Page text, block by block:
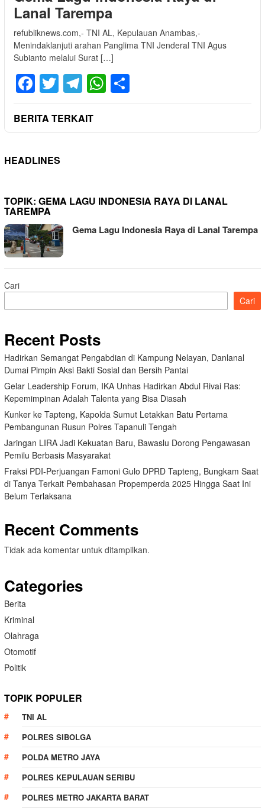
Lanal Tarempa
refubliknews.com,- TNI AL, Kepulauan Anambas,-
Menindaklanjuti arahan Panglima TNI Jenderal TNI Agus
Subianto melalui Surat […]
Facebook
Twitter
Telegram
WhatsApp
BERITA TERKAIT
HEADLINES
TOPIK: GEMA LAGU INDONESIA RAYA DI LANAL
TAREMPA
Gema Lagu Indonesia Raya di Lanal Tarempa
Cari
Cari
Recent Posts
Hadirkan Semangat Pengabdian di Kampung Nelayan, Danlanal
Dumai Pimpin Aksi Bakti Sosial dan Bersih Pantai
Gelar Leadership Forum, IKA Unhas Hadirkan Abdul Rivai Ras:
Kepemimpinan Adalah Talenta yang Bisa Diasah
Kunker ke Tapteng, Kapolda Sumut Letakkan Batu Pertama
Pembangunan Rusun Polres Tapanuli Tengah
Jaringan LIRA Jadi Kekuatan Baru, Bawaslu Dorong Pengawasan
Pemilu Berbasis Masyarakat
Fraksi PDI-Perjuangan Famoni Gulo DPRD Tapteng, Bungkam Saat
di Tanya Terkait Pembahasan Propemperda 2025 Hingga Saat Ini
Belum Terlaksana
Recent Comments
Tidak ada komentar untuk ditampilkan.
Categories
Berita
Kriminal
Olahraga
Otomotif
Politik
TOPIK POPULER
TNI AL
POLRES SIBOLGA
POLDA METRO JAYA
POLRES KEPULAUAN SERIBU
POLRES METRO JAKARTA BARAT